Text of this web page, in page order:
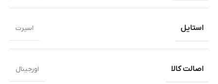
استایل اسپرت
اصالت کالا اورجینال